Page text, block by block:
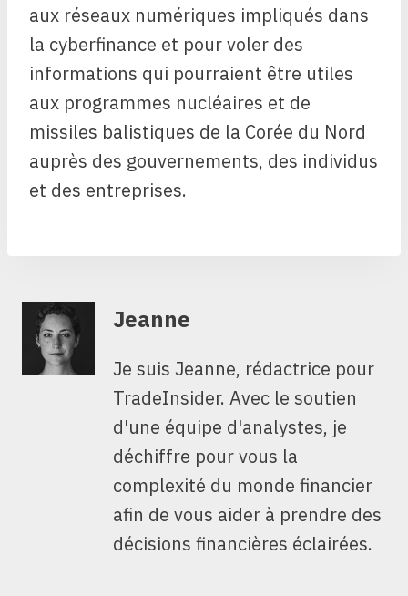
aux réseaux numériques impliqués dans
la cyberfinance et pour voler des
informations qui pourraient être utiles
aux programmes nucléaires et de
missiles balistiques de la Corée du Nord
auprès des gouvernements, des individus
et des entreprises.
Jeanne
Je suis Jeanne, rédactrice pour
TradeInsider. Avec le soutien
d'une équipe d'analystes, je
déchiffre pour vous la
complexité du monde financier
afin de vous aider à prendre des
décisions financières éclairées.